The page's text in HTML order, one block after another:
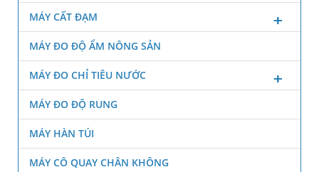
MÁY CẤT ĐẠM
MÁY ĐO ĐỘ ẨM NÔNG SẢN
MÁY ĐO CHỈ TIÊU NƯỚC
MÁY ĐO ĐỘ RUNG
MÁY HÀN TÚI
MÁY CÔ QUAY CHÂN KHÔNG